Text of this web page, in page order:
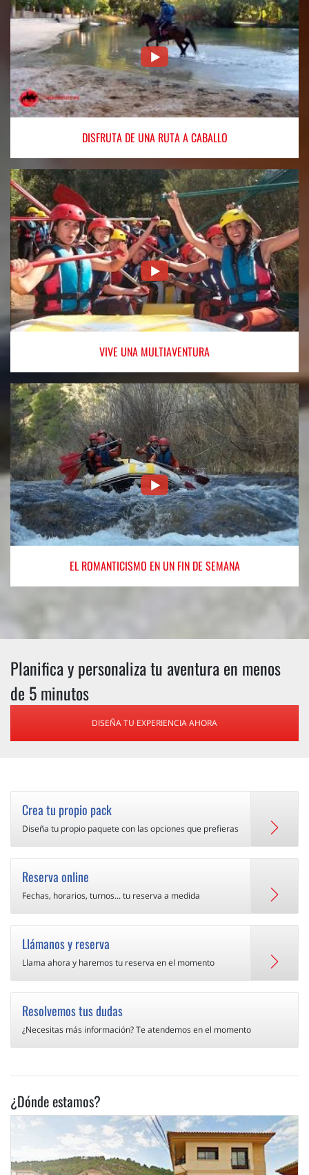
DISFRUTADE UNA RUTA A CABALLO
VIVE UNA MULTIAVENTURA
EL ROMANTICISMO EN UN FIN DE SEMANA
Planifica y personaliza tu aventura en menos
de 5 minutos
DISEÑA TU EXPERIENCIA AHORA
Crea tu propio pack
Diseña tu propio paquete con las opciones que prefieras
Reserva online
Fechas, horarios, turnos... tu reserva a medida
Llámanos y reserva
Llama ahora y haremos tu reserva en el momento
Resolvemos tus dudas
¿Necesitas más información? Te atendemos en el momento
¿Dónde estamos?